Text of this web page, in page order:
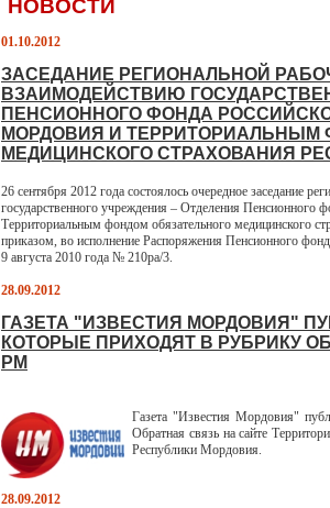
НОВОСТИ
01.10.2012
ЗАСЕДАНИЕ РЕГИОНАЛЬНОЙ
ВЗАИМОДЕЙСТВИЮ
ПЕНСИОННОГО ФОНДА
МОРДОВИЯ И ТЕРРИТОРИАЛЬНЫМ
МЕДИЦИНСКОГО СТРАХОВАНИЯ
26 сентября 2012 года состоялось очередное заседание
государственного учреждения – Отделения
Территориальным фондом обязательного медицинского
приказом, во исполнение Распоряжения Пенсионного
9 августа 2010 года № 210ра/3.
28.09.2012
ГАЗЕТА "ИЗВЕСТИЯ МОРДОВИЯ"
КОТОРЫЕ ПРИХОДЯТ В РУБРИКУ
РМ
Газета "Известия Мордовия"
Обратная связь на сайте
Республики Мордовия.
28.09.2012